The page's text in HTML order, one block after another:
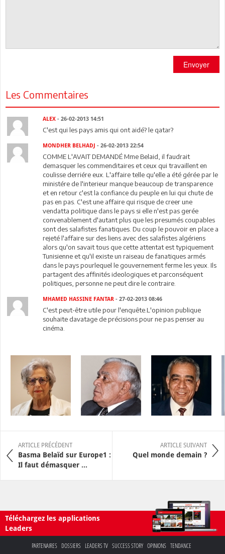
Envoyer
Les Commentaires
ALEX - 26-02-2013 14:51
C'est qui les pays amis qui ont aidé? le qatar?
MONDHER BELHADJ - 26-02-2013 22:54
COMME L'AVAIT DEMANDÉ Mme Belaid, il faudrait
demasquer les commenditaires et ceux qui travaillent en
coulisse derriére eux. L'affaire telle qu'elle a été gérée par le
ministére de l'interieur manque beaucoup de transparence
et en retour c'est la confiance du peuple en lui qui chute de
pas en pas. C'est une affaire qui risque de creer une
vendatta politique dans le pays si elle n'est pas gerée
convenablement d'autant plus que les presumés coupables
sont des salafistes fanatiques. Du coup le pouvoir en place a
rejeté l'affaire sur des liens avec des salafistes algériens
alors qu'on savait tous que cette attentat est typiquement
Tunisienne et qu'il existe un raiseau de fanatiques armés
dans le pays pourlequel le gouvernement ferme les yeux. Ils
partagent des affinités ideologiques et parconséquent
politiques, personne ne peut dire le contraire.
MHAMED HASSINE FANTAR - 27-02-2013 08:46
C'est peut-être utile pour l'enquête.L'opinion publique
souhaite davatage de précisions pour ne pas penser au
cinéma.
ARTICLE PRÉCÉDENT
Basma Belaïd sur Europe1 :
Il faut démasquer ...
ARTICLE SUIVANT
Quel monde demain ?
Téléchargez les applications
Leaders
PARTENAIRES DOSSIERS LEADERS TV SUCCESS STORY OPINIONS TENDANCE